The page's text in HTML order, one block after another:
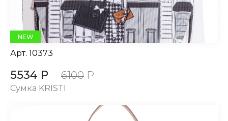
NEW
Арт. 10373
5534 Р 6100 Р
Сумка KRISTI